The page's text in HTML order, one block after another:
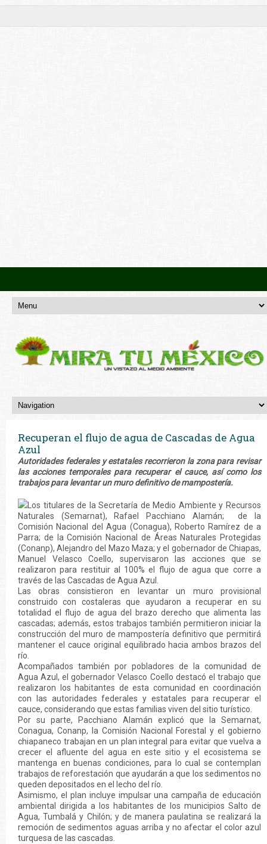
Recuperan el flujo de agua de Cascadas de Agua
Azul
Autoridades federales y estatales recorrieron la zona para revisar
las acciones temporales para recuperar el cauce, así como los
trabajos para levantar un muro definitivo de mampostería.
Los titulares de la Secretaría de Medio Ambiente y Recursos
Naturales (Semarnat), Rafael Pacchiano Alamán; de la
Comisión Nacional del Agua (Conagua), Roberto Ramírez de a
Parra; de la Comisión Nacional de Áreas Naturales Protegidas
(Conanp), Alejandro del Mazo Maza; y el gobernador de Chiapas,
Manuel Velasco Coello, supervisaron las acciones que se
realizaron para restituir al 100% el flujo de agua que corre a
través de las Cascadas de Agua Azul.
Las obras consistieron en levantar un muro provisional
construido con costaleras que ayudaron a recuperar en su
totalidad el flujo de agua del brazo derecho que alimenta las
cascadas; además, estos trabajos también permitieron iniciar la
construcción del muro de mampostería definitivo que permitirá
mantener el cauce original equilibrado hacia ambos brazos del
río.
Acompañados también por pobladores de la comunidad de
Agua Azul, el gobernador Velasco Coello destacó el trabajo que
realizaron los habitantes de esta comunidad en coordinación
con las autoridades federales y estatales para recuperar el
cauce, considerando que estas familias viven del sitio turístico.
Por su parte, Pacchiano Alamán explicó que la Semarnat,
Conagua, Conanp, la Comisión Nacional Forestal y el gobierno
chiapaneco trabajan en un plan integral para evitar que vuelva a
crecer el afluente del agua en este sitio y el ecosistema se
mantenga en buenas condiciones, para lo cual se contemplan
trabajos de reforestación que ayudarán a que los sedimentos no
queden depositados en el lecho del río.
Asimismo, el plan incluye impulsar una campaña de educación
ambiental dirigida a los habitantes de los municipios Salto de
Agua, Tumbalá y Chilón; y de manera paulatina se realizará la
remoción de sedimentos aguas arriba y no afectar el color azul
turquesa de las cascadas.